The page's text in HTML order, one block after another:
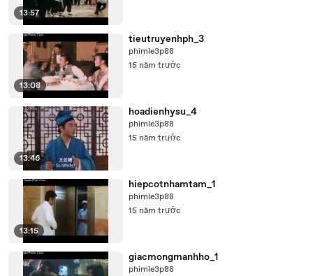
13:57
13:08
tieutruyenhph_3
phimle3p88
15 năm trước
13:46
hoadienhysu_4
phimle3p88
15 năm trước
13:15
hiepcotnhamtam_1
phimle3p88
15 năm trước
giacmongmanhho_1
phimle3p88